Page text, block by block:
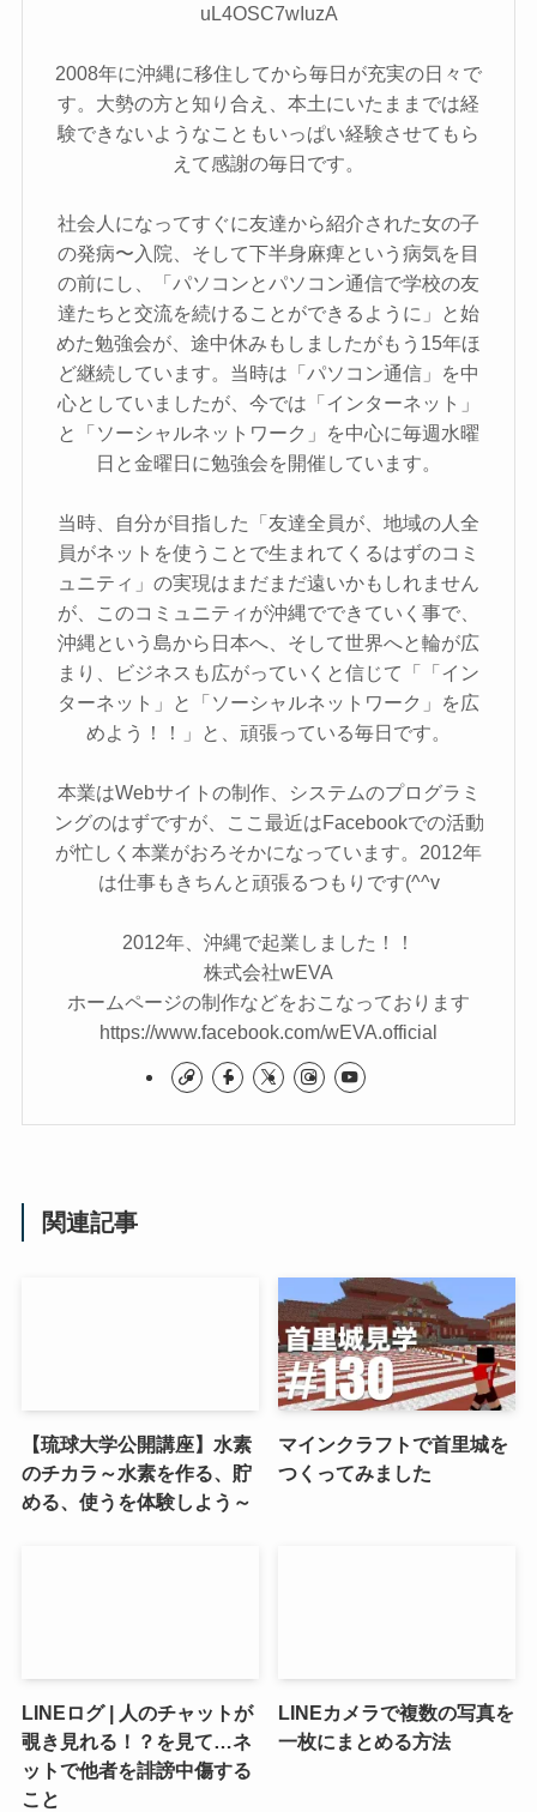
uL4OSC7wIuzA
2008年に沖縄に移住してから毎日が充実の日々で
す。大勢の方と知り合え、本土にいたままでは経
験できないようなこともいっぱい経験させてもら
えて感謝の毎日です。
社会人になってすぐに友達から紹介された女の子
の発病〜入院、そして下半身麻痺という病気を目
の前にし、「パソコンとパソコン通信で学校の友
達たちと交流を続けることができるように」と始
めた勉強会が、途中休みもしましたがもう15年ほ
ど継続しています。当時は「パソコン通信」を中
心としていましたが、今では「インターネット」
と「ソーシャルネットワーク」を中心に毎週水曜
日と金曜日に勉強会を開催しています。
当時、自分が目指した「友達全員が、地域の人全
員がネットを使うことで生まれてくるはずのコミ
ュニティ」の実現はまだまだ遠いかもしれません
が、このコミュニティが沖縄でできていく事で、
沖縄という島から日本へ、そして世界へと輪が広
まり、ビジネスも広がっていくと信じて「「イン
ターネット」と「ソーシャルネットワーク」を広
めよう！！」と、頑張っている毎日です。
本業はWebサイトの制作、システムのプログラミ
ングのはずですが、ここ最近はFacebookでの活動
が忙しく本業がおろそかになっています。2012年
は仕事もきちんと頑張るつもりです(^^v
2012年、沖縄で起業しました！！
株式会社wEVA
ホームページの制作などをおこなっております
https://www.facebook.com/wEVA.official
関連記事
【琉球大学公開講座】水素
のチカラ～水素を作る、貯
める、使うを体験しよう～
マインクラフトで首里城を
つくってみました
LINEログ | 人のチャットが
覗き見れる！？を見て…ネ
ットで他者を誹謗中傷する
こと
LINEカメラで複数の写真を
一枚にまとめる方法